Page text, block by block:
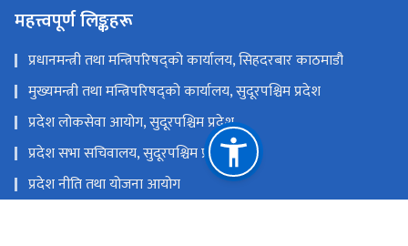
महत्त्वपूर्ण लिङ्कहरू
प्रधानमन्त्री तथा मन्त्रिपरिषद्को कार्यालय, सिहदरबार काठमाडौ
मुख्यमन्त्री तथा मन्त्रिपरिषद्को कार्यालय, सुदूरपश्चिम प्रदेश
प्रदेश लोकसेवा आयोग, सुदूरपश्चिम प्रदेश
प्रदेश सभा सचिवालय, सुदूरपश्चिम प्रदेश
प्रदेश नीति तथा योजना आयोग